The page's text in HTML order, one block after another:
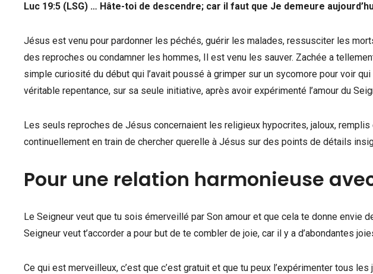
Luc 19:5 (LSG) … Hâte-toi de descendre; car il faut que Je demeure
Jésus est venu pour pardonner les péchés, guérir les malades, ressusciter les
des reproches ou condamner les hommes, Il est venu les sauver. Zachée a
simple curiosité du début qui l’avait poussé à grimper sur un sycomore pour voir
véritable repentance, sur sa seule initiative, après avoir expérimenté l’amour du
Les seuls reproches de Jésus concernaient les religieux hypocrites, jaloux, remplis
continuellement en train de chercher querelle à Jésus sur des points de détails
Pour une relation harmonieuse
Le Seigneur veut que tu sois émerveillé par Son amour et que cela te donne envie
Seigneur veut t’accorder a pour but de te combler de joie, car il y a d’abondantes
Ce qui est merveilleux, c’est que c’est gratuit et que tu peux l’expérimenter tous